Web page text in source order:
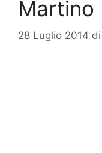
Martino
28 Luglio 2014 di